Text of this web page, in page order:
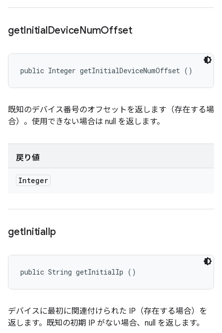
getInitialDeviceNumOffset
public Integer getInitialDeviceNumOffset ()
既知のデバイス番号のオフセットを返します（存在する場
合）。使用できない場合は null を返します。
戻り値
Integer
getInitialIp
public String getInitialIp ()
デバイスに最初に関連付けられた IP（存在する場合）を
返します。既知の初期 IP がない場合、null を返します。